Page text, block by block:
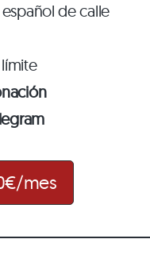
de calle
mes